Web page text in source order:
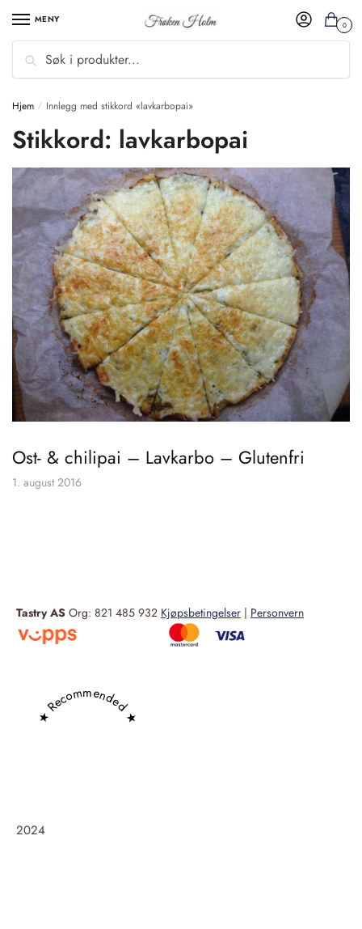
MENY
Søk
0
Hjem / Innlegg med stikkord «lavkarbopai»
Stikkord: lavkarbopai
Ost- & chilipai – Lavkarbo – Glutenfri
1. august 2016
Tastry AS Org: 821 485 932 Kjøpsbetingelser | Personvern
★ Recommended ★
2024